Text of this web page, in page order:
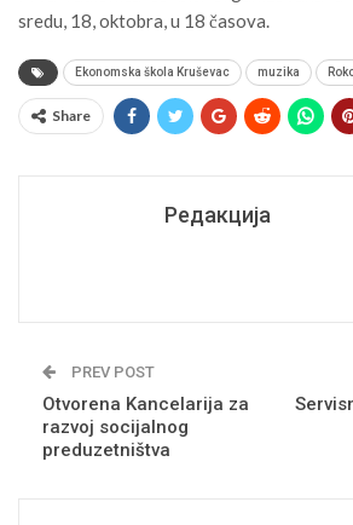
sredu, 18, oktobra, u 18 časova.
Ekonomska škola Kruševac muzika
Share
Редакција
PREV POST
Otvorena Kancelarija za
razvoj socijalnog
preduzetništva